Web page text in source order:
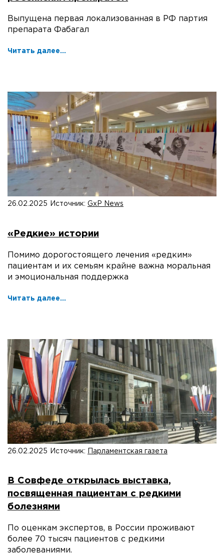
Выпущена первая локализованная в РФ партия
препарата Фабагал
Читать далее...
26.02.2025 Источник: GxP News
«Редкие» истории
Помимо дорогостоящего лечения «редким»
пациентам и их семьям крайне важна моральная
и эмоциональная поддержка
Читать далее...
26.02.2025 Источник: Парламентская газета
В Совфеде открылась выставка,
посвященная пациентам с редкими
болезнями
По оценкам экспертов, в России проживают
более 70 тысяч пациентов с редкими
заболеваниями.